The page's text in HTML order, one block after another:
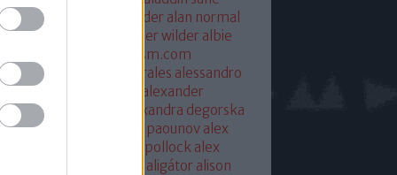
alan mcgee alan moulder alan normal
wilder
alber wilder albie
albumism.com
alejandro morales alessandro
alexander kowalski
alexander
alexander ridha
alexandra degorska
savior
alexandre paounov alex
alex pollock alex
aligátor alison